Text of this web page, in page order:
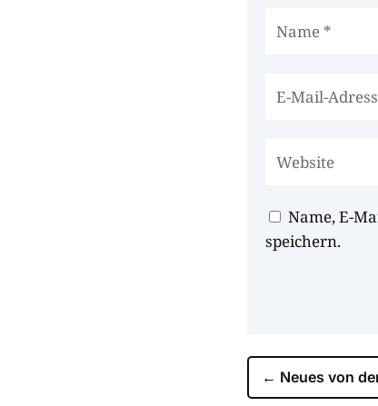
Name, E-
speichern.
← Neues von